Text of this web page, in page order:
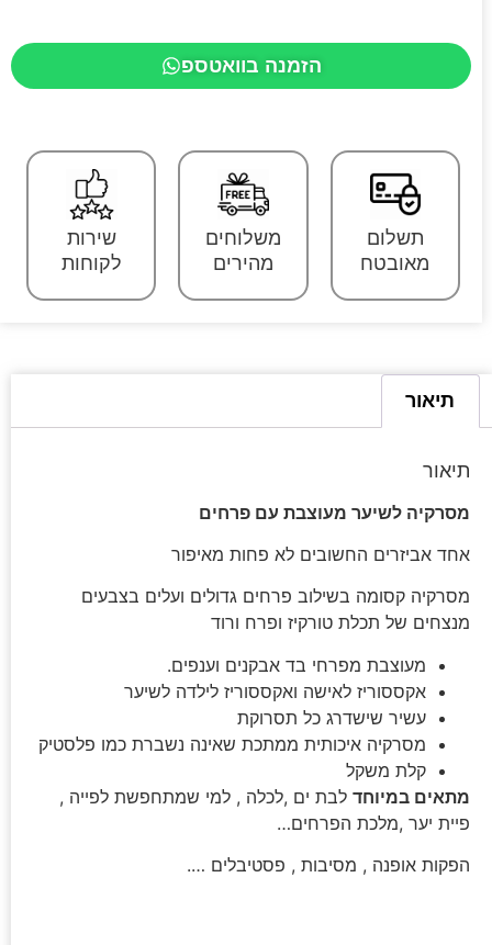
הזמנה בוואטספ
תשלום
מאובטח
משלוחים
מהירים
שירות
לקוחות
תיאור
תיאור
מסרקיה לשיער מעוצבת עם פרחים
אחד אביזרים החשובים לא פחות מאיפור
מסרקיה קסומה בשילוב פרחים גדולים ועלים בצבעים
מנצחים של תכלת טורקיז ופרח ורוד
מעוצבת מפרחי בד אבקנים וענפים.
אקססוריז לאישה ואקססוריז לילדה לשיער
עשיר שישדרג כל תסרוקת
מסרקיה איכותית ממתכת שאינה נשברת כמו פלסטיק
קלת משקל
מתאים במיוחד לבת ים ,לכלה , למי שמתחפשת לפייה ,
פיית יער ,מלכת הפרחים…
הפקות אופנה , מסיבות , פסטיבלים ….